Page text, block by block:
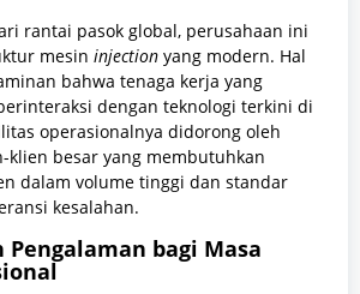
rantai pasok global, perusahaan ini
mesin injection yang modern. Hal
bahwa tenaga kerja yang
dengan teknologi terkini di
operasionalnya didorong oleh
klien besar yang membutuhkan
dalam volume tinggi dan standar
kesalahan.
bagi Masa